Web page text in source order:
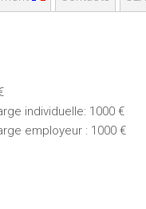
individuelle: 1000 €
employeur : 1000 €